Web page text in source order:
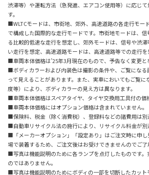
渋滞等）や運転方法（急発進、エアコン使用等）に応じ
す。
■WLTCモードは、市街地、郊外、高速道路の各走行モー
で構成した国際的な走行モードです。市街地モードは、
る比較的低速な走行を想定し、郊外モードは、信号や渋
い走行を想定、高速道路モードは、高速道路等での走行を
■車両本体価格は’25年3月現在のもので、予告なく変更と
■ボディカラーおよび内装色は撮影の条件や、ご覧になる
って見えることがあります。また、実車においてもご覧
度等）により、ボディカラーの見え方は異なります。
■車両本体価格はスペアタイヤ、タイヤ交換用工具付の価
■車両本体価格にはオプション価格は含まれていません。
■保険料、税金（除く消費税）、登録料などの諸費用は別
■自動車リサイクル法の施行により、リサイクル料金が別
■「メーカーオプション」「設定あり」はご注文時に申し
場で装着するため、ご注文後はお受けできませんのでご了
■写真は機能説明のために各ランプを点灯したものです。
のではありません。
■写真は機能説明のためにボディの一部を切断したカット